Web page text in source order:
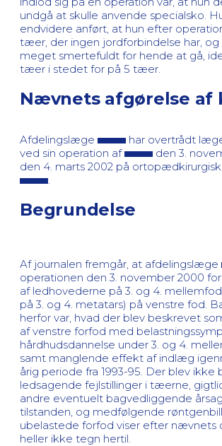
undgå at skulle anvende specialsko.
endvidere anført, at hun efter
tæer, der ingen jordforbindelse har,
meget smertefuldt for hende at gå,
tæer i stedet for på 5 tæer.
Nævnets afgørelse af
Afdelingslæge
har overtrådt
ved sin operation af
den 3.
den 4. marts 2002 på ortopædkirurgisk
Begrundelse
Af journalen fremgår, at afdelingslæge
operationen den 3. november 2000
af ledhovederne på 3. og 4.
på 3. og 4. metatars) på venstre fod.
herfor var, hvad der blev beskrevet
af venstre forfod med
hårdhudsdannelse under 3. og 4.
samt manglende effekt af indlæg
årig periode fra 1993-95. Der blev ikke
ledsagende fejlstillinger i tæerne,
andre eventuelt bagvedliggende
tilstanden, og medfølgende
ubelastede forfod viser efter nævnets
heller ikke tegn hertil.